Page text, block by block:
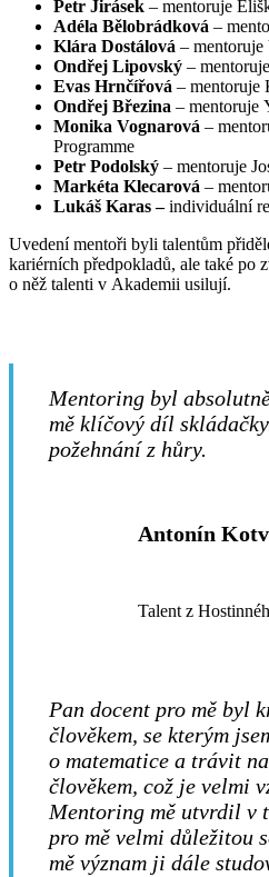
Petr Jirásek – mentoruje
Adéla Bělobrádková –
Klára Dostálová – mentoruje
Ondřej Lipovský –
Evas Hrnčířová – mentoruje
Ondřej Březina – mentoruje
Monika Vognarová –
Programme
Petr Podolský – mentoruje
Markéta Klecarová –
Lukáš Karas –individuální
Uvedení mentoři byli talentům
kariérních předpokladů, ale také po
o něž talenti v Akademii usilují.
Mentoring byl
mě klíčový díl
požehnání z hůry.
Antonín
Talent z
Pan docent pro mě byl
člověkem, se kterým
o matematice a trávit
člověkem, což je velmi
Mentoring mě utvrdil v
pro mě velmi důležitou
mě význam ji dále